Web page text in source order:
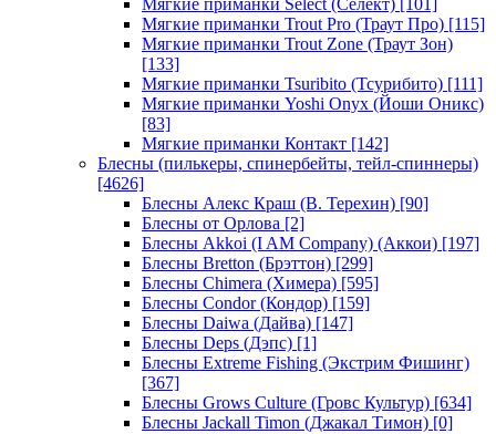
Мягкие приманки Select (Селект) [101]
Мягкие приманки Trout Pro (Траут Про) [115]
Мягкие приманки Trout Zone (Траут Зон)
[133]
Мягкие приманки Tsuribito (Тсурибито) [111]
Мягкие приманки Yoshi Onyx (Йоши Оникс)
[83]
Мягкие приманки Контакт [142]
Блесны (пилькеры, спинербейты, тейл-спиннеры)
[4626]
Блесны Алекс Краш (В. Терехин) [90]
Блесны от Орлова [2]
Блесны Akkoi (I AM Company) (Аккои) [197]
Блесны Bretton (Брэттон) [299]
Блесны Chimera (Химера) [595]
Блесны Condor (Кондор) [159]
Блесны Daiwa (Дайва) [147]
Блесны Deps (Дэпс) [1]
Блесны Extreme Fishing (Экстрим Фишинг)
[367]
Блесны Grows Culture (Гровс Культур) [634]
Блесны Jackall Timon (Джакал Тимон) [0]